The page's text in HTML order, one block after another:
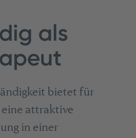
als
bietet für
attraktive
in einer